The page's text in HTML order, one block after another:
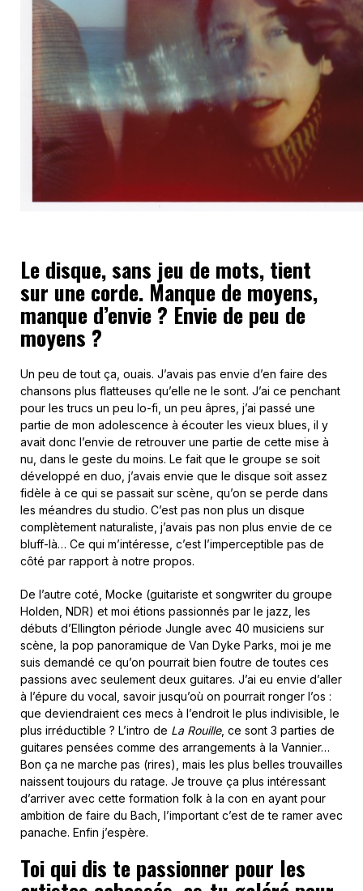
Le disque, sans jeu de mots, tient
sur une corde. Manque de moyens,
manque d’envie ? Envie de peu de
moyens ?
Un peu de tout ça, ouais. J’avais pas envie d’en faire des
chansons plus flatteuses qu’elle ne le sont. J’ai ce penchant
pour les trucs un peu lo-fi, un peu âpres, j’ai passé une
partie de mon adolescence à écouter les vieux blues, il y
avait donc l’envie de retrouver une partie de cette mise à
nu, dans le geste du moins. Le fait que le groupe se soit
développé en duo, j’avais envie que le disque soit assez
fidèle à ce qui se passait sur scène, qu’on se perde dans
les méandres du studio. C’est pas non plus un disque
complètement naturaliste, j’avais pas non plus envie de ce
bluff-là… Ce qui m’intéresse, c’est l’imperceptible pas de
côté par rapport à notre propos.
De l’autre coté, Mocke (guitariste et songwriter du groupe
Holden, NDR) et moi étions passionnés par le jazz, les
débuts d’Ellington période Jungle avec 40 musiciens sur
scène, la pop panoramique de Van Dyke Parks, moi je me
suis demandé ce qu’on pourrait bien foutre de toutes ces
passions avec seulement deux guitares. J’ai eu envie d’aller
à l’épure du vocal, savoir jusqu’où on pourrait ronger l’os :
que deviendraient ces mecs à l’endroit le plus indivisible, le
plus irréductible ? L’intro de La Rouille, ce sont 3 parties de
guitares pensées comme des arrangements à la Vannier…
Bon ça ne marche pas (rires), mais les plus belles trouvailles
naissent toujours du ratage. Je trouve ça plus intéressant
d’arriver avec cette formation folk à la con en ayant pour
ambition de faire du Bach, l’important c’est de te ramer avec
panache. Enfin j’espère.
Toi qui dis te passionner pour les